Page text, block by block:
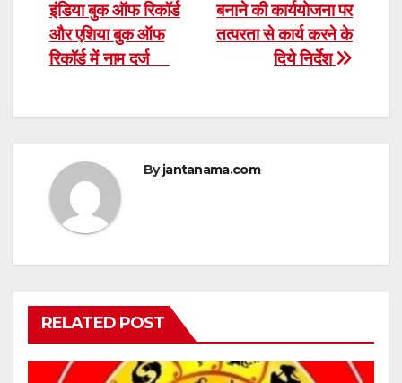
बनाने की कार्ययोजना पर
तत्परता से कार्य करने के
दिये निर्देश
इंडिया बुक ऑफ रिकॉर्ड
और एशिया बुक ऑफ
रिकॉर्ड में नाम दर्ज
Byjantanama.com
RELATED POST